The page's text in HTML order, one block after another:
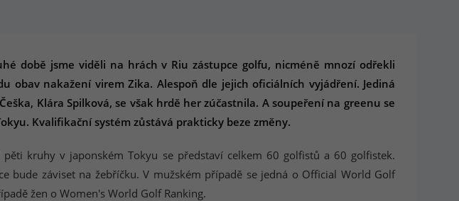
době jsme viděli na hrách v Riu zástupce golfu, nicméně mnozí odřekli
obav nakažení virem Zika. Alespoň dle jejich oficiálních vyjádření. Jediná
Klára Spilková, se však hrdě her zúčastnila. A soupeření na greenu se
Kvalifikační systém zůstává prakticky beze změny.
pěti kruhy v japonském Tokyu se představí celkem 60 golfistů a 60 golfistek.
bude záviset na žebříčku. V mužském případě se jedná o Official World Golf
žen o Women's World Golf Ranking.